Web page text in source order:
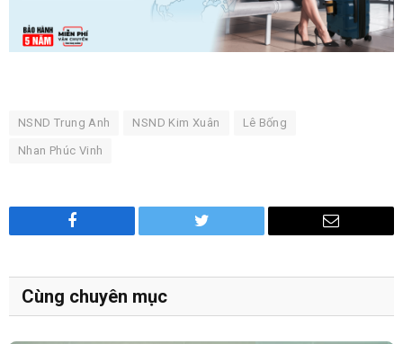
NSND Trung Anh NSND Kim Xuân Lê Bống
Nhan Phúc Vinh
Facebook Twitter Email
Cùng chuyên mục